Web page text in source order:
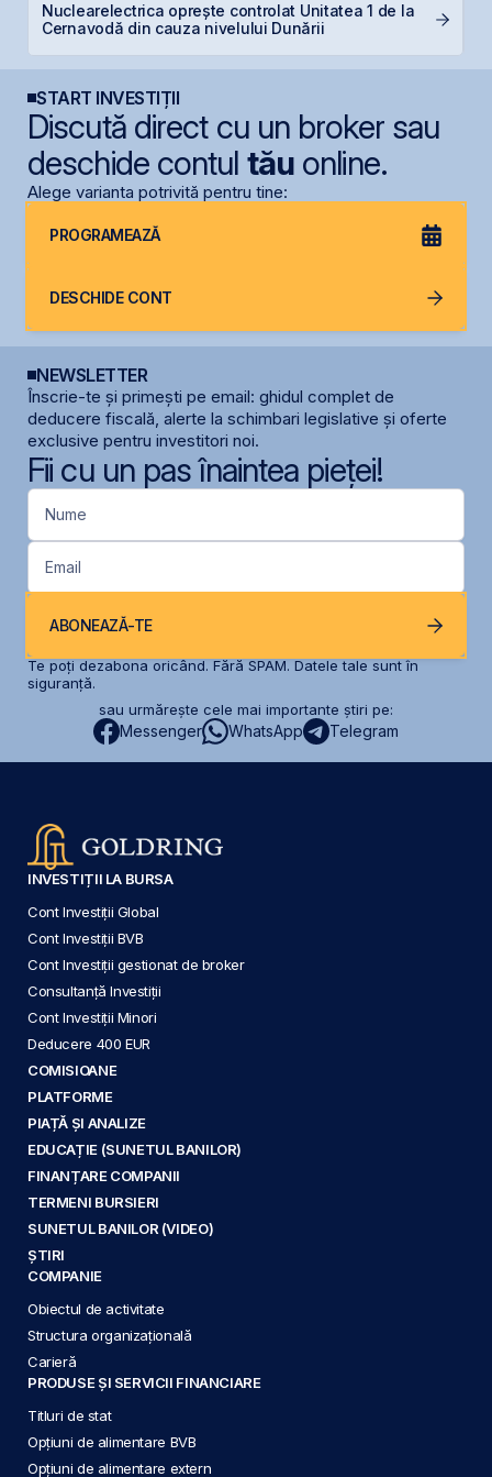
Nuclearelectrica oprește controlat Unitatea 1 de la
Cernavodă din cauza nivelului Dunării
START INVESTIȚII
Discută direct cu un broker sau
deschide contul tăuonline.
Alege varianta potrivită pentru tine:
PROGRAMEAZĂ
DESCHIDE CONT
NEWSLETTER
Înscrie-te și primești pe email: ghidul complet de
deducere fiscală, alerte la schimbari legislative și oferte
exclusive pentru investitori noi.
Fii cu un pas înaintea pieței!
Nume
Email
ABONEAZĂ-TE
Te poți dezabona oricând. Fără SPAM. Datele tale sunt în
siguranță.
sau urmărește cele mai importante știri pe:
Messenger WhatsApp Telegram
INVESTIȚII LA BURSA
Cont Investiții Global
Cont Investiții BVB
Cont Investiții gestionat de broker
Consultanță Investiții
Cont Investiții Minori
Deducere 400 EUR
COMISIOANE
PLATFORME
PIAȚĂ ȘI ANALIZE
EDUCAȚIE (SUNETUL BANILOR)
FINANȚARE COMPANII
TERMENI BURSIERI
SUNETUL BANILOR (VIDEO)
ȘTIRI
COMPANIE
Obiectul de activitate
Structura organizațională
Carieră
PRODUSE ȘI SERVICII FINANCIARE
Titluri de stat
Opțiuni de alimentare BVB
Opțiuni de alimentare extern